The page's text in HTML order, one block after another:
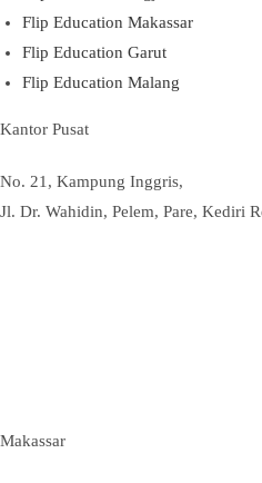
Flip Education Makassar
Flip Education Garut
Flip Education Malang
Kantor Pusat
No. 21, Kampung Inggris,
Jl. Dr. Wahidin, Pelem, Pare, Kediri
Makassar